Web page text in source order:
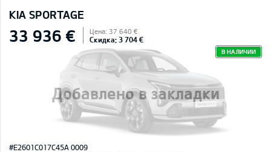
KIA SPORTAGE
Добавлено в закладки
33 936 € Цена: 37 640 €
Скидка: 3 704 €
В НАЛИЧИИ
#E2601C017C45A 0009